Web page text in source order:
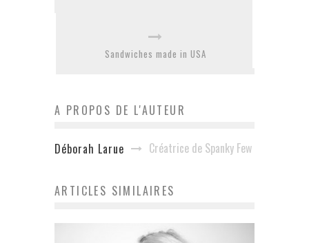
Sandwiches made in USA
A PROPOS DE L'AUTEUR
Déborah Larue Créatrice de Spanky Few
ARTICLES SIMILAIRES